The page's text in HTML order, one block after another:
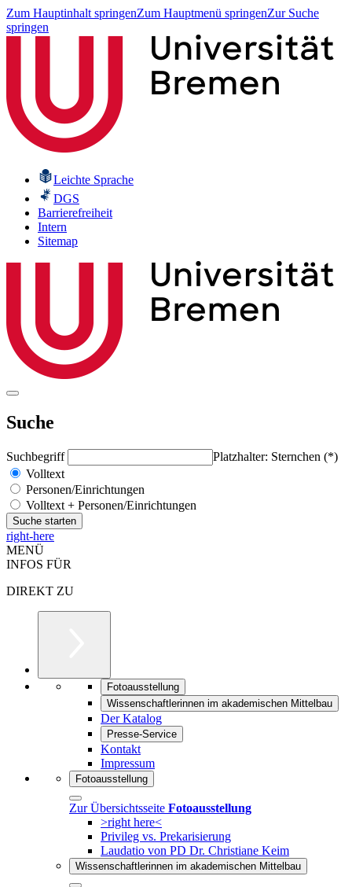
Zum Hauptinhalt springenZum Hauptmenü springenZur Suche
springen
Leichte Sprache
DGS
Barrierefreiheit
Intern
Sitemap
Suche
Suchbegriff
Platzhalter: Sternchen (*)
Volltext
Personen/Einrichtungen
Volltext + Personen/Einrichtungen
right-here
MENÜ
INFOS FÜR
DIREKT ZU
Fotoausstellung
Wissenschaftlerinnen im akademischen Mittelbau
Der Katalog
Presse-Service
Kontakt
Impressum
Fotoausstellung
Zur Übersichtsseite Fotoausstellung
>right here<
Privileg vs. Prekarisierung
Laudatio von PD Dr. Christiane Keim
Wissenschaftlerinnen im akademischen Mittelbau